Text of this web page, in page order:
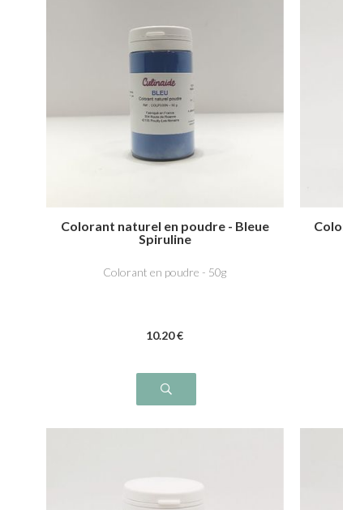
Colorant naturel en poudre - Bleue
Spiruline
Colorant en poudre - 50g
10.20€